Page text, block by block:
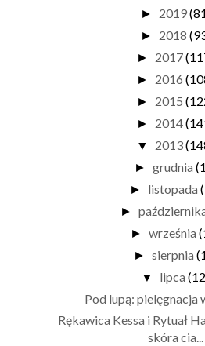
► 2019
► 2018
► 2017
► 2016
► 2015
► 2014
▼ 2013
► grudnia
► listopada
►
► września
► sierpnia
▼ lipca
Pod lupą: pielęgnacja
Rękawica Kessa i Rytuał
skóra cia...